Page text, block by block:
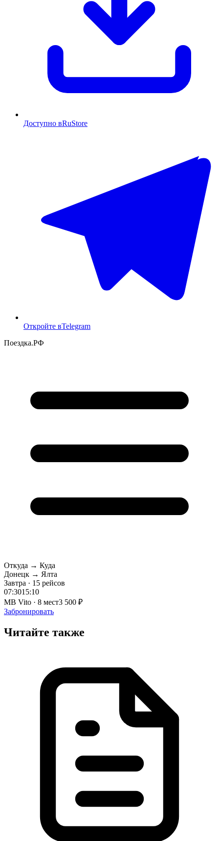
Доступно вRuStore
Откройте вTelegram
Поездка.РФ
Откуда → Куда
Донецк → Ялта
Завтра · 15 рейсов
07:3015:10
MB Vito · 8 мест3 500 ₽
Забронировать
Читайте также